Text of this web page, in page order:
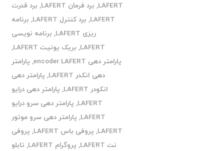
LAFERT
, برد فرمان LAFERT , برد قدرت
LAFERT
, برد کنترل LAFERT , برنامه
ریزی LAFERT
, برنامه نویسی
LAFERT
, بریک یونیت LAFERT
,
پارامتر دهی encoder LAFERT
, پارامتر
دهی انکدر LAFERT
, پارامتر دهی
انکودر LAFERT
, پارامتر دهی درایو
LAFERT
, پارامتر دهی سرو درایو
LAFERT
, پارامتر دهی سرو موتور
LAFERT
, پروفی باس LAFERT , پروفی
نت LAFERT
, پروگرام LAFERT , تابلو